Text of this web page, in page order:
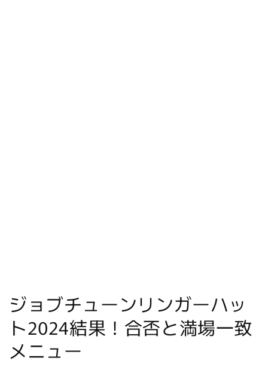
ジョブチューンリンガーハッ
ト2024結果！合否と満場一致
メニュー